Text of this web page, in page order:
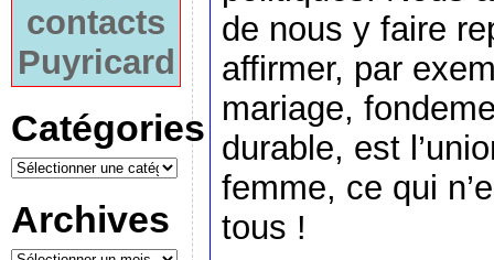
contacts
Puyricard
Catégories
Archives
de nous y faire
affirmer, par
mariage,
durable, est
femme, ce qui
tous !